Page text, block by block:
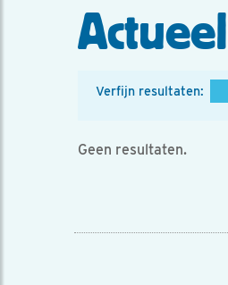
Actueel
Verfijn resultaten:
Geen resultaten.